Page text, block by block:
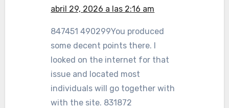
abril 29, 2026 a las 2:16 am
847451 490299You produced
some decent points there. I
looked on the internet for that
issue and located most
individuals will go together with
with the site. 831872